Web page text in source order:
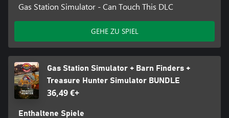
Gas Station Simulator - Can Touch This DLC
GEHE ZU SPIEL
Gas Station Simulator + Barn Finders +
Treasure Hunter Simulator BUNDLE
36,49 €+
Enthaltene Spiele